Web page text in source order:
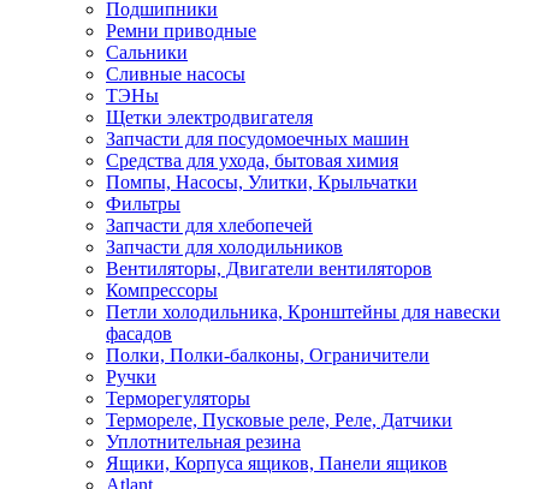
Подшипники
Ремни приводные
Сальники
Сливные насосы
ТЭНы
Щетки электродвигателя
Запчасти для посудомоечных машин
Средства для ухода, бытовая химия
Помпы, Насосы, Улитки, Крыльчатки
Фильтры
Запчасти для хлебопечей
Запчасти для холодильников
Вентиляторы, Двигатели вентиляторов
Компрессоры
Петли холодильника, Кронштейны для навески
фасадов
Полки, Полки-балконы, Ограничители
Ручки
Терморегуляторы
Термореле, Пусковые реле, Реле, Датчики
Уплотнительная резина
Ящики, Корпуса ящиков, Панели ящиков
Atlant